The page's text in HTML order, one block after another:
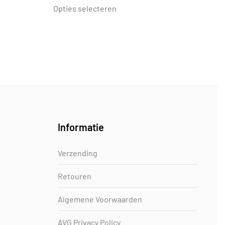
Opties selecteren
Informatie
Verzending
Retouren
Algemene Voorwaarden
AVG Privacy Policy